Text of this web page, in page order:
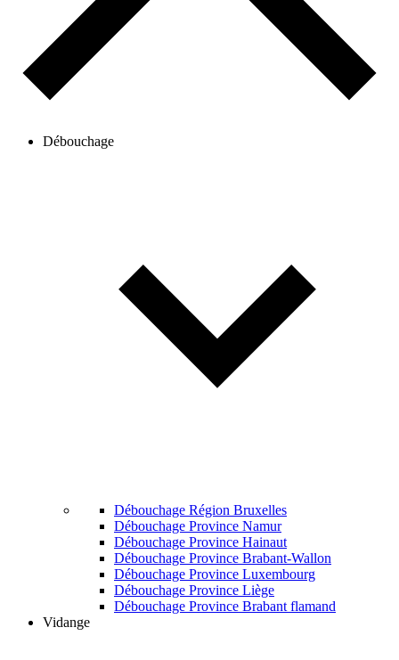
Débouchage
Débouchage Région Bruxelles
Débouchage Province Namur
Débouchage Province Hainaut
Débouchage Province Brabant-Wallon
Débouchage Province Luxembourg
Débouchage Province Liège
Débouchage Province Brabant flamand
Vidange